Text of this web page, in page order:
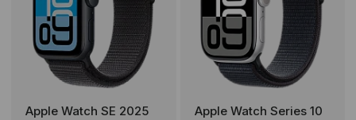
Apple Watch SE 2025
Apple Watch Series 10